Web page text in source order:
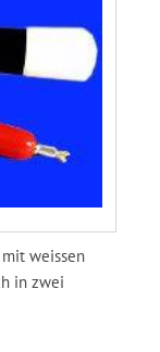
mit weissen
in zwei